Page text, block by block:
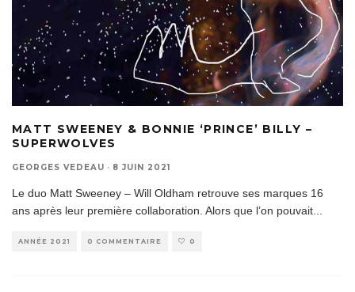
MATT SWEENEY & BONNIE ‘PRINCE’ BILLY –
SUPERWOLVES
GEORGES VEDEAU · 8 JUIN 2021
Le duo Matt Sweeney – Will Oldham retrouve ses marques 16
ans après leur première collaboration. Alors que l’on pouvait
ANNÉE 2021 0 COMMENTAIRE 0